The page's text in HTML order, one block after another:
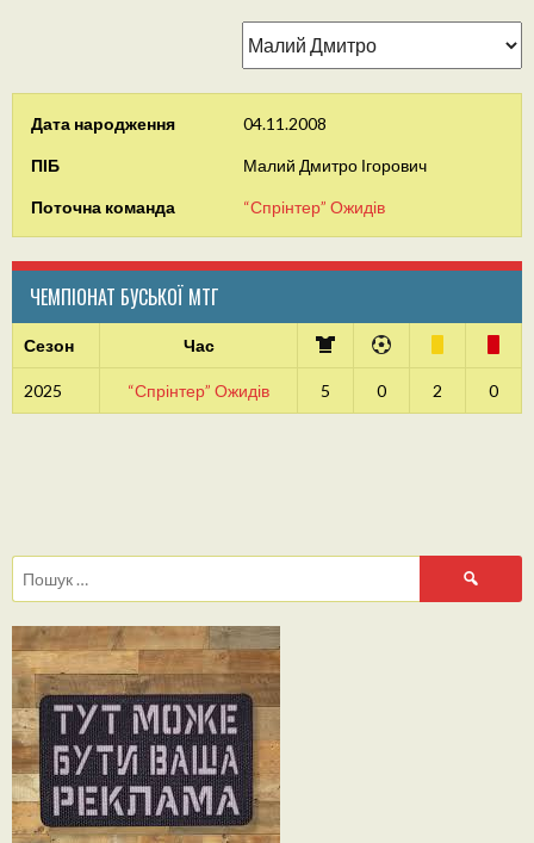
Дата народження 04.11.2008
ПІБ Малий Дмитро Ігорович
Поточна команда “Спрінтер” Ожидів
ЧЕМПІОНАТ БУСЬКОЇ МТГ
Сезон Час
2025 “Спрінтер” Ожидів 5 0 2 0
Пошук: